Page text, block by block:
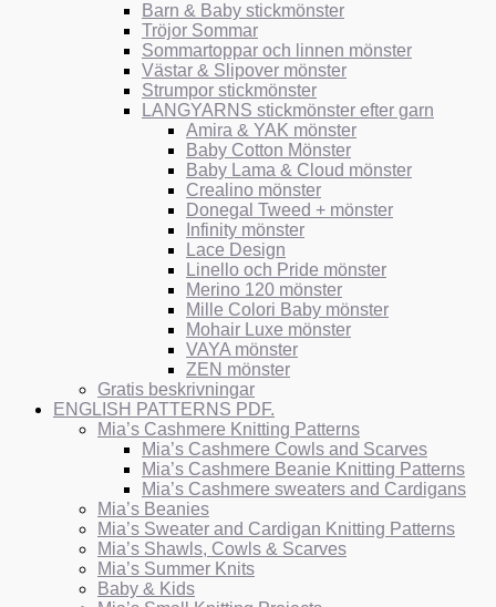
Barn & Baby stickmönster
Tröjor Sommar
Sommartoppar och linnen mönster
Västar & Slipover mönster
Strumpor stickmönster
LANGYARNS stickmönster efter garn
Amira & YAK mönster
Baby Cotton Mönster
Baby Lama & Cloud mönster
Crealino mönster
Donegal Tweed + mönster
Infinity mönster
Lace Design
Linello och Pride mönster
Merino 120 mönster
Mille Colori Baby mönster
Mohair Luxe mönster
VAYA mönster
ZEN mönster
Gratis beskrivningar
ENGLISH PATTERNS PDF.
Mia’s Cashmere Knitting Patterns
Mia’s Cashmere Cowls and Scarves
Mia’s Cashmere Beanie Knitting Patterns
Mia’s Cashmere sweaters and Cardigans
Mia’s Beanies
Mia’s Sweater and Cardigan Knitting Patterns
Mia’s Shawls, Cowls & Scarves
Mia’s Summer Knits
Baby & Kids